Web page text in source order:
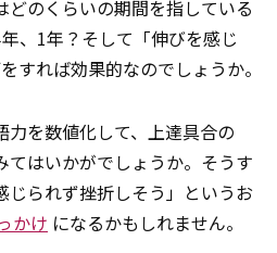
どのくらいの期間を指している
、1年？そして「伸びを感じ
すれば効果的なのでしょうか。
力を数値化して、上達具合の
てはいかがでしょうか。そうす
じられず挫折しそう」というお
かけ になるかもしれません。